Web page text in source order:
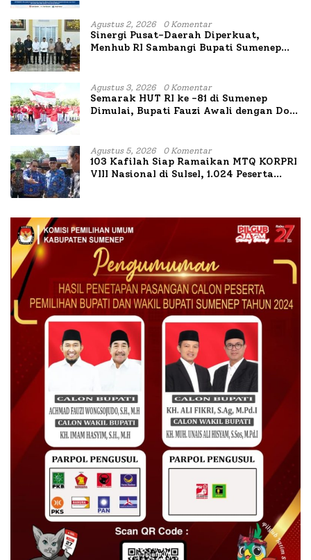
Agustus 2, 2026 0 Komentar
Sinergi Pusat-Daerah Diperkuat,
Menhub RI Sambangi Bupati Sumenep
Agustus 3, 2026 0 Komentar
Semarak HUT RI ke -81 di Sumenep
Dimulai, Bupati Fauzi Awali dengan Doa
Agustus 5, 2026 0 Komentar
103 Kafilah Siap Ramaikan MTQ KORPRI
VIII Nasional di Sulsel, 1.024 Peserta